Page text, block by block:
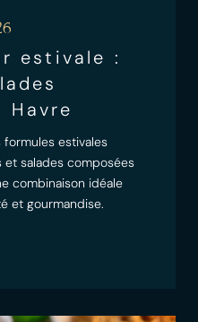
estivale :
Havre
formules estivales
et salades composées
combinaison idéale
et gourmandise.